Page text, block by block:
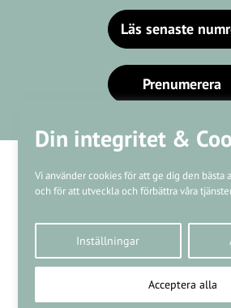
Din integritet &
Vi använder cookies för att ge dig den bästa
och för att utveckla och förbättra våra
Inställningar
Acceptera alla
Läs senaste
Prenumerera
Kundtjänst